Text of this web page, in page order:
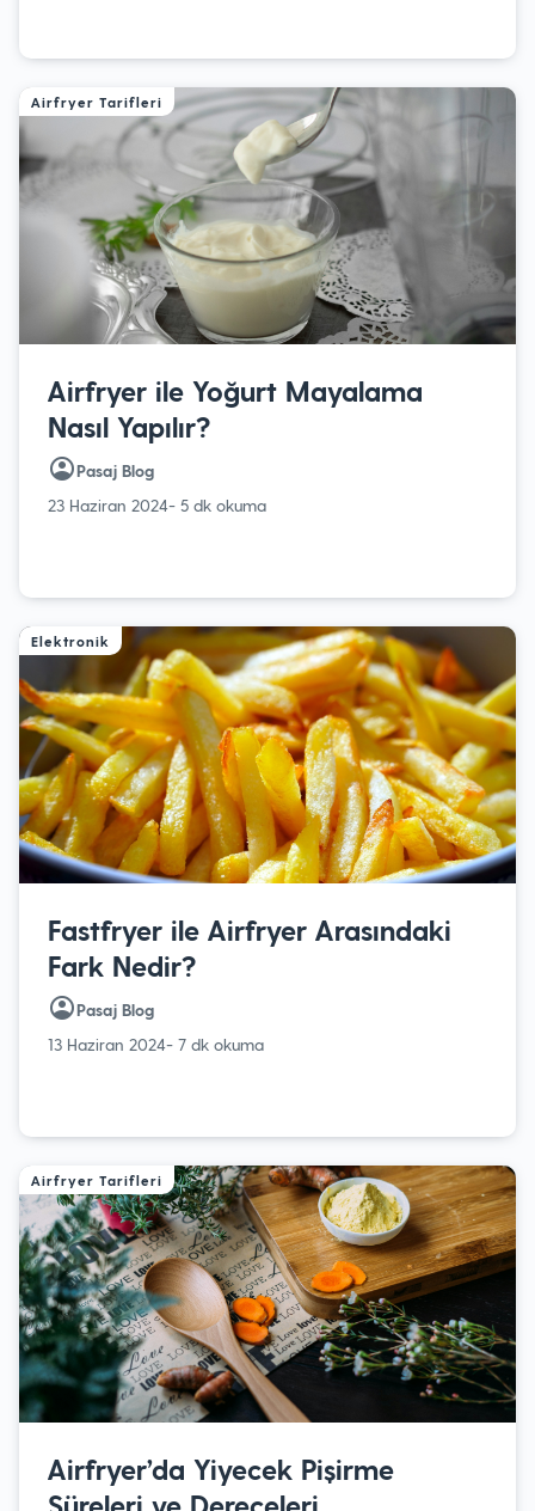
Airfryer Tarifleri
Airfryer ile Yoğurt Mayalama
Nasıl Yapılır?
Pasaj Blog
23 Haziran 2024- 5 dk okuma
Elektronik
Fastfryer ile Airfryer Arasındaki
Fark Nedir?
Pasaj Blog
13 Haziran 2024- 7 dk okuma
Airfryer Tarifleri
Airfryer’da Yiyecek Pişirme